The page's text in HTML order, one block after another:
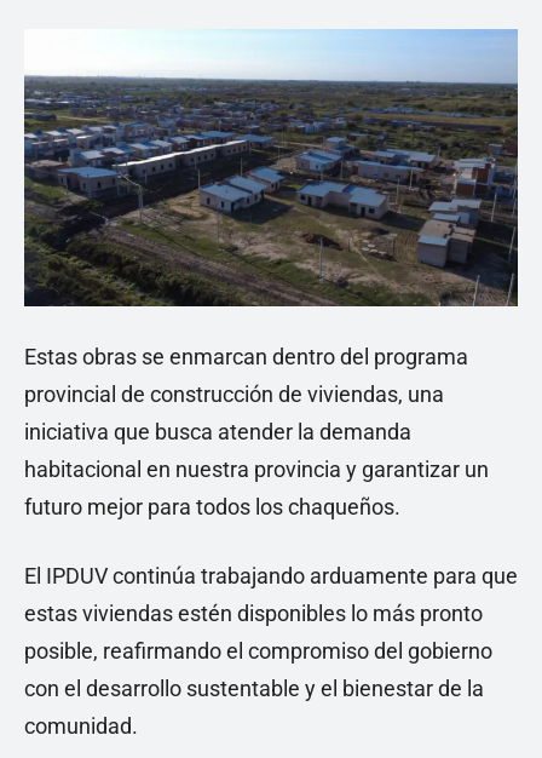
Estas obras se enmarcan dentro del programa
provincial de construcción de viviendas, una
iniciativa que busca atender la demanda
habitacional en nuestra provincia y garantizar un
futuro mejor para todos los chaqueños.
El IPDUV continúa trabajando arduamente para que
estas viviendas estén disponibles lo más pronto
posible, reafirmando el compromiso del gobierno
con el desarrollo sustentable y el bienestar de la
comunidad.